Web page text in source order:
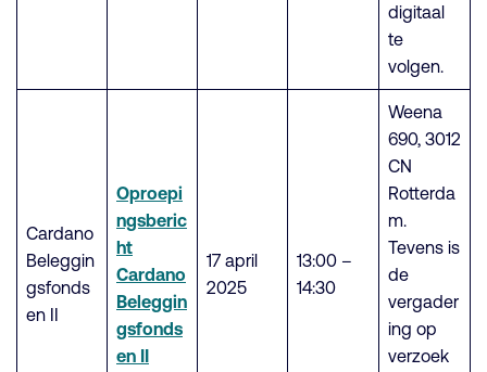
digitaal
te
volgen.
Cardano
Beleggin
gsfonds
en II
Oproepi
ngsberic
ht
Cardano
Beleggin
gsfonds
en II
17 april
2025
13:00 –
14:30
Weena
690, 3012
CN
Rotterda
m.
Tevens is
de
vergader
ing op
verzoek